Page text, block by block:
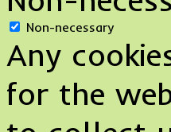
Non-necessary
Any
for the